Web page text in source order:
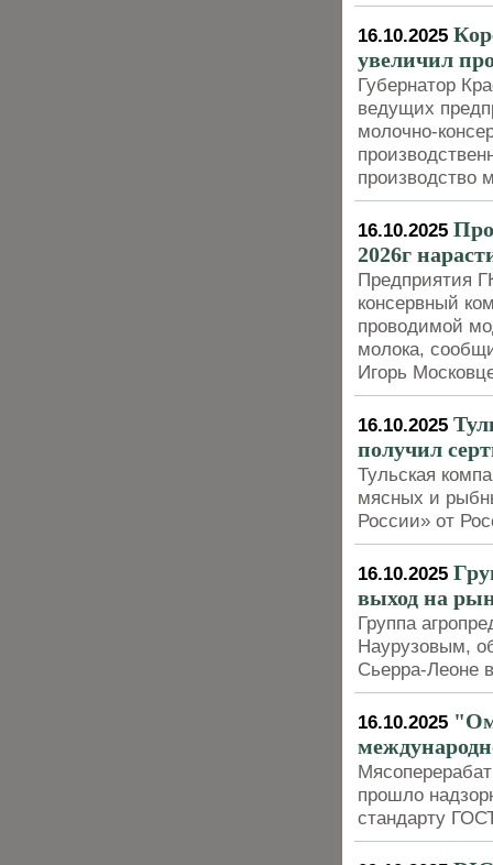
16.10.2025
увеличил
Губернатор
ведущих
молочно-
производство
16.10.2025
2026г
Предприятия
консервный
проводимой
молока,
Игорь
16.10.2025
получил
Тульская
мясных и
России» от
16.10.2025
выход на
Группа
Наурузовым,
Сьерра-Леоне
16.10.2025
прошло
стандарту